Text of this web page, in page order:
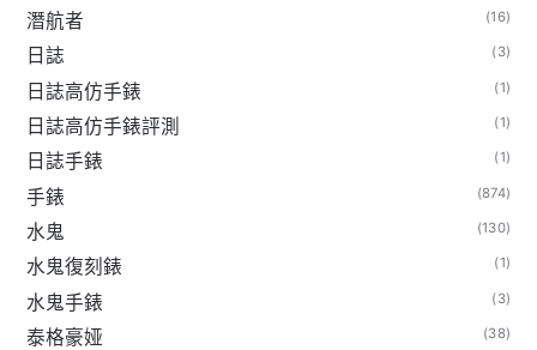
潛航者 (16)
日誌 (3)
日誌高仿手錶 (1)
日誌高仿手錶評測 (1)
日誌手錶 (1)
手錶 (874)
水鬼 (130)
水鬼復刻錶 (1)
水鬼手錶 (3)
泰格豪娅 (38)